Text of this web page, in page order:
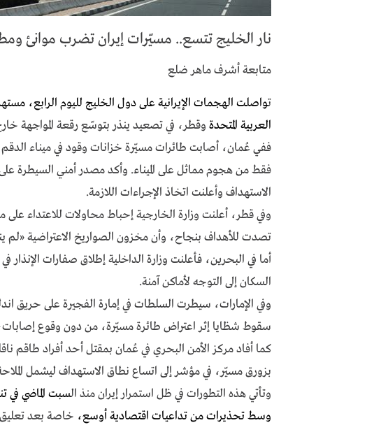
نار الخليج تتسع.. مسيّرات إيران تضرب موانئ
متابعة أشرف ماهر ضلع
تواصلت الهجمات الإيرانية على دول الخليج لليوم الرابع،
العربية المتحدة وقطر، في تصعيد ينذر بتوسّع رقعة المواجهة
ففي عُمان، أصابت طائرات مسيّرة خزانات وقود في ميناء
فقط من هجوم مماثل على الميناء. وأكد مصدر أمني السيطرة
الاستهداف وأعلنت اتخاذ الإجراءات اللازمة.
وفي قطر، أعلنت وزارة الخارجية إحباط محاولات للاعتداء
تصدت للأهداف بنجاح، وأن مخزون الصواريخ الاعتراضية
أما في البحرين، فأعلنت وزارة الداخلية إطلاق صفارات
السكان إلى التوجه لأماكن آمنة.
وفي الإمارات، سيطرت السلطات في إمارة الفجيرة على حريق
سقوط شظايا إثر اعتراض طائرة مسيّرة، من دون وقوع إصابات،
كما أفاد مركز الأمن البحري في عُمان بمقتل أحد أفراد
بزورق مسيّر، في مؤشر إلى اتساع نطاق الاستهداف ليشمل
وتأتي هذه التطورات في ظل استمرار إيران منذ السبت الماضي في
وسط تحذيرات من تداعيات اقتصادية أوسع، خاصة بعد تعليق